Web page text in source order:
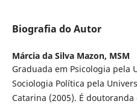
Biografia do Autor
Márcia da Silva Mazon, MSM
Graduada em Psicologia pela
Sociologia Política pela
Catarina (2005). É doutoranda